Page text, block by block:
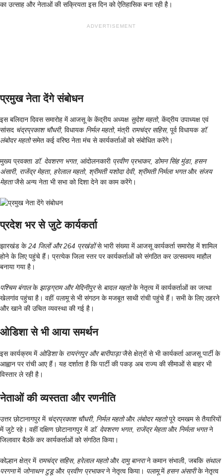
का उत्साह और नेताओं की सक्रियता इस दिन को ऐतिहासिक बना रही है।
ADVERTISEMENT
प्रमुख नेता देंगे संबोधन
इस बलिदान दिवस समारोह में आजसू के केंद्रीय अध्यक्ष सुदेश महतो, केंद्रीय उपाध्यक्ष एवं
सांसद चंद्रप्रकाश चौधरी, विधायक निर्मल महतो, मंत्री रामचंद्र सहिस, पूर्व विधायक डॉ.
लंबोदर महतोसमेत कई वरिष्ठ नेता मंच से कार्यकर्ताओं को संबोधित करेंगे।
मुख्य प्रवक्ता डॉ. देवशरण भगत, आंदोलनकारी प्रवीण प्रभाकर, डोमन सिंह मुंडा, हसन
अंसारी, राजेंद्र मेहता, हरेलाल महतो, श्रीमती यशोदा देवी, श्रीमती निर्मला भगतऔर संजय
मेहताजैसे अन्य नेता भी सभा को दिशा देने का काम करेंगे।
प्रदेश भर से जुटे कार्यकर्ता
झारखंड के24 जिलों और 264 प्रखंडोंसे भारी संख्या में आजसू कार्यकर्ता समारोह में शामिल
होने के लिए पहुंचे हैं। प्रत्येक जिला स्तर पर कार्यकर्ताओं को संगठित कर उत्सवमय माहौल
बनाया गया है।
पश्चिम बंगालके झाड़ग्राम और मेदिनीपुरसे बादल महतोके नेतृत्व में कार्यकर्ताओं का जत्था
खेलगांव पहुंचा है। वहींपलामूसे भी संगठन के मजबूत साथी रांची पहुंचे हैं। सभी के लिए ठहरने
और खाने की उचित व्यवस्था की गई है।
ओडिशा से भी आया समर्थन
इस कार्यक्रम में ओडिशाके रायरंगपुर और बारीपाड़ाजैसे क्षेत्रों से भी कार्यकर्ता आजसू पार्टी के
आह्वान पर रांची आए हैं। यह दर्शाता है कि पार्टी की पकड़ अब राज्य की सीमाओं से बाहर भी
विस्तार ले रही है।
नेताओं की व्यस्तता और रणनीति
उत्तर छोटानागपुर में चंद्रप्रकाश चौधरी, निर्मल महतोऔर लंबोदर महतोपूरे दमखम से तैयारियों
में जुटे रहे। वहीं दक्षिण छोटानागपुर में डॉ. देवशरण भगत, राजेंद्र मेहताऔर निर्मला भगतने
जिलावार बैठकें कर कार्यकर्ताओं को संगठित किया।
कोल्हान क्षेत्र में रामचंद्र सहिस, हरेलाल महतोऔर दामु बानराने कमान संभाली, जबकि संथाल
परगनामें जोनाथन टुडूऔर प्रवीण प्रभाकरने नेतृत्व किया। पलामूमें हसन अंसारीके नेतृत्व